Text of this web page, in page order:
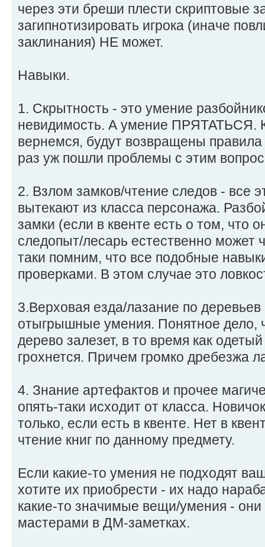
через эти бреши плести скриптовые
загипнотизировать игрока (иначе
заклинания) НЕ может.
Навыки.
1. Скрытность - это умение
невидимость. А умение ПРЯТАТЬСЯ.
вернемся, будут возвращены
раз уж пошли проблемы с этим
2. Взлом замков/чтение следов - все
вытекают из класса персонажа.
замки (если в квенте есть о том, что
следопыт/лесарь естественно может
таки помним, что все подобные
проверками. В этом случае это
3.Верховая езда/лазание по деревьев
отыгрышные умения. Понятное дело,
дерево залезет, в то время как
грохнется. Причем громко дребезжа
4. Знание артефактов и прочее
опять-таки исходит от класса.
только, если есть в квенте. Нет в
чтение книг по данному предмету.
Если какие-то умения не подходят
хотите их приобрести - их надо
какие-то значимые вещи/умения - они
мастерами в ДМ-заметках.